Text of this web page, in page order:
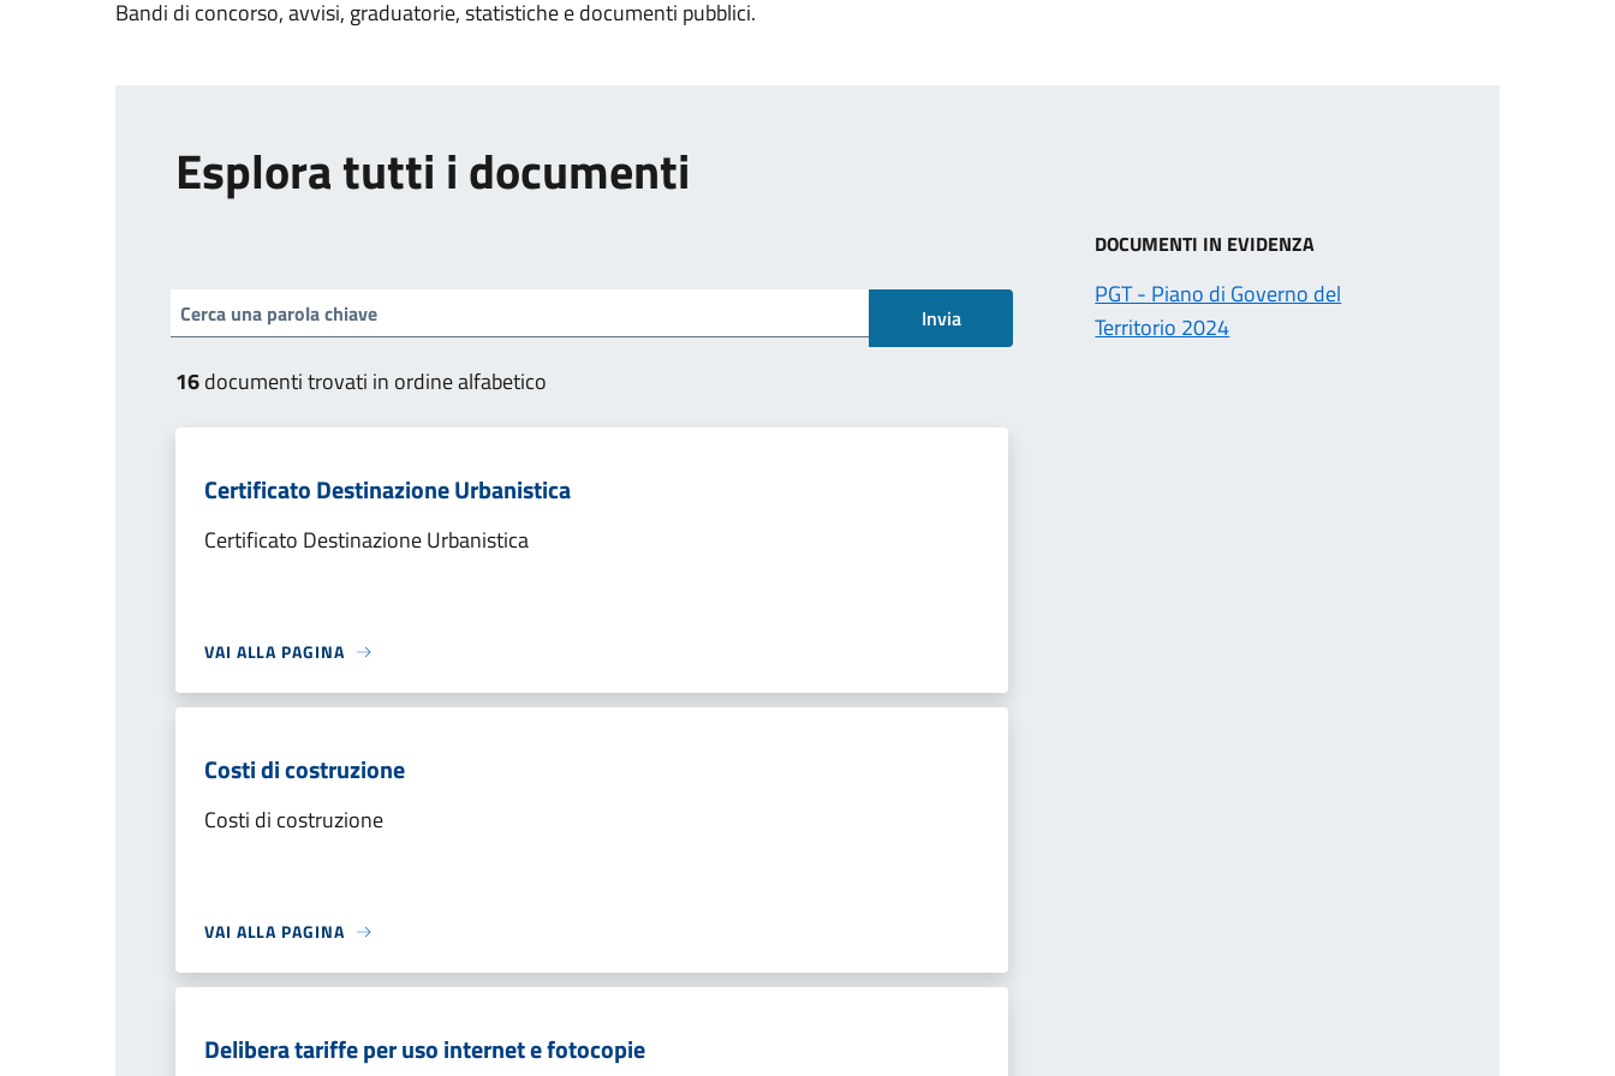
Bandi di concorso, avvisi, graduatorie, statistiche e documenti pubblici.
Esplora tutti i documenti
Invia
16documenti trovati in ordine alfabetico
Certificato Destinazione Urbanistica
Certificato Destinazione Urbanistica
VAI ALLA PAGINA
Costi di costruzione
Costi di costruzione
VAI ALLA PAGINA
Delibera tariffe per uso internet e fotocopie
DOCUMENTI IN EVIDENZA
PGT - Piano di Governo del
Territorio 2024